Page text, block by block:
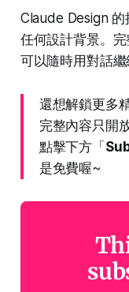
Claude Design
任何設計背景。
可以隨時用對話繼
還想解鎖更多
完整內容只開
點擊下方「
是免費喔~